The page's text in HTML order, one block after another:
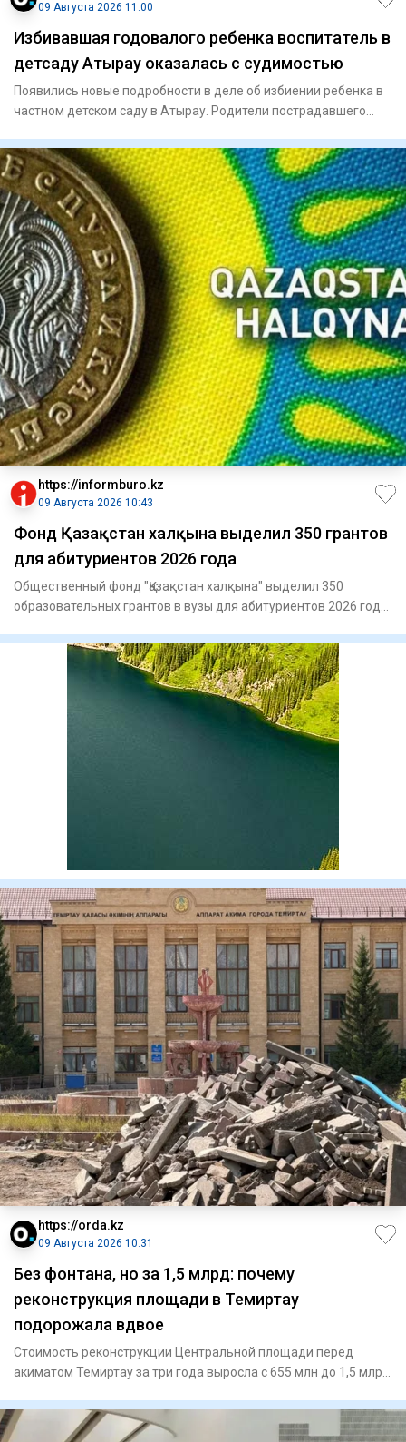
09 Августа 2026 11:00
Избивавшая годовалого ребенка воспитатель в
детсаду Атырау оказалась с судимостью
Появились новые подробности в деле об избиении ребенка в
частном детском саду в Атырау. Родители пострадавшего
https://informburo.kz
09 Августа 2026 10:43
Фонд Қазақстан халқына выделил 350 грантов
для абитуриентов 2026 года
Общественный фонд "Қазақстан халқына" выделил 350
образовательных грантов в вузы для абитуриентов 2026 года,
https://orda.kz
09 Августа 2026 10:31
Без фонтана, но за 1,5 млрд: почему
реконструкция площади в Темиртау
подорожала вдвое
Стоимость реконструкции Центральной площади перед
акиматом Темиртау за три года выросла с 655 млн до 1,5 млрд